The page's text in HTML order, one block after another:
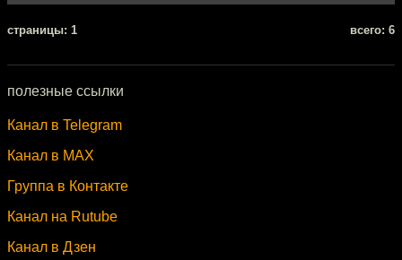
cтраницы: 1 всего: 6
полезные ссылки
Канал в Telegram
Канал в MAX
Группа в Контакте
Канал на Rutube
Канал в Дзен